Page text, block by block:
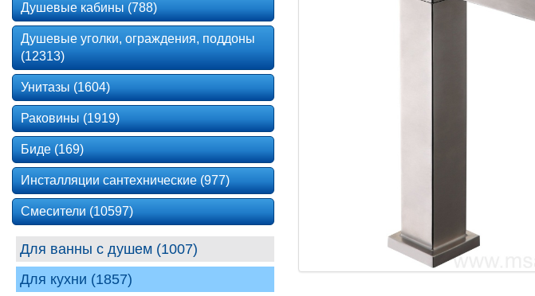
Душевые кабины (788)
Душевые уголки, ограждения, поддоны
(12313)
Унитазы (1604)
Раковины (1919)
Биде (169)
Инсталляции сантехнические (977)
Смесители (10597)
Для ванны с душем (1007)
Для кухни (1857)